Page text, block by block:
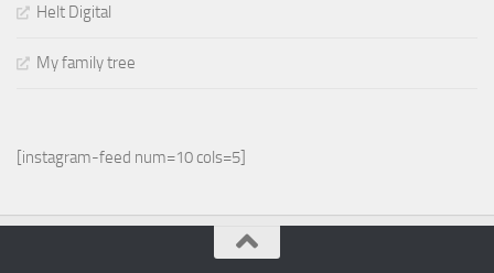
Helt Digital
My family tree
[instagram-feed num=10 cols=5]